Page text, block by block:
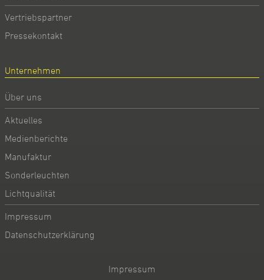
Vertriebspartner
Pressekontakt
Unternehmen
Über uns
Aktuelles
Medienberichte
Manufaktur
Sonderleuchten
Lichtqualität
Impressum
Datenschutzerklärung
Impressum